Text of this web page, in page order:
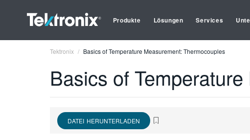
Produkte Lösungen Services
Tektronix Basics of Temperature Measurement: Thermocouples
Basics of
DATEI HERUNTERLADEN